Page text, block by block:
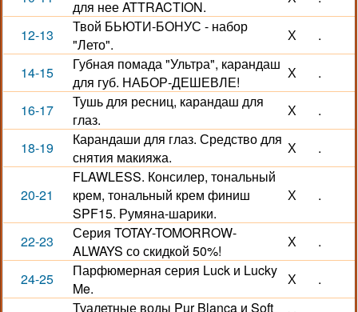
для нее ATTRACTION.
12-13
Твой БЬЮТИ-БОНУС - набор
"Лето".
Х .
14-15
Губная помада "Ультра", карандаш
для губ. НАБОР-ДЕШЕВЛЕ!
Х .
16-17
Тушь для ресниц, карандаш для
глаз.
Х .
18-19
Карандаши для глаз. Средство для
снятия макияжа.
Х .
20-21
FLAWLESS. Консилер, тональный
крем, тональный крем финиш
SPF15. Румяна-шарики.
Х .
22-23
Серия TOTAY-TOMORROW-
ALWAYS со скидкой 50%!
Х .
24-25
Парфюмерная серия Luck и Lucky
Me.
Х .
Туалетные воды Pur Blanca и Soft